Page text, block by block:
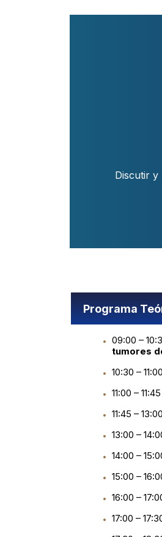
Discutir y
Programa
09:00 –
tumores
10:30 –
11:00 – 11:45
11:45 – 13:00
13:00 –
14:00 –
15:00 –
16:00 –
17:00 –